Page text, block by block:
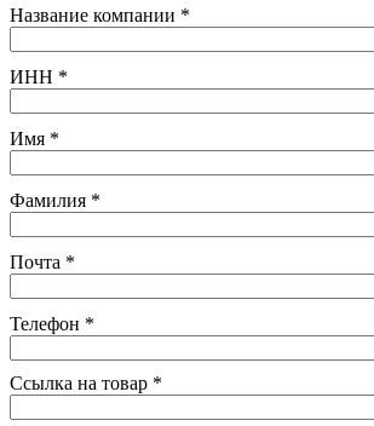
Название компании *
ИНН *
Имя *
Фамилия *
Почта *
Телефон *
Ссылка на товар *